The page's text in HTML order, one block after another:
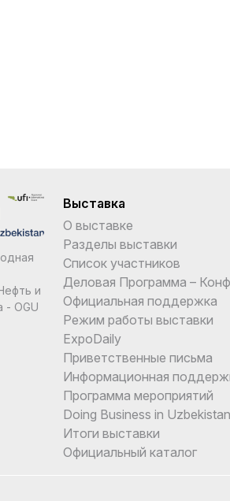
и
- OGU
Выставка
О выставке
Разделы выставки
Список участников
Деловая Программа –
Официальная поддержка
Режим работы выставки
ExpoDaily
Приветственные письма
Информационная
Программа мероприятий
Doing Business in Uzbekistan
Итоги выставки
Официальный каталог